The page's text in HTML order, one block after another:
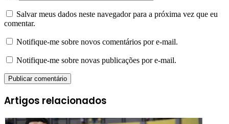
Salvar meus dados neste navegador para a próxima vez que eu
comentar.
Notifique-me sobre novos comentários por e-mail.
Notifique-me sobre novas publicações por e-mail.
Artigos relacionados